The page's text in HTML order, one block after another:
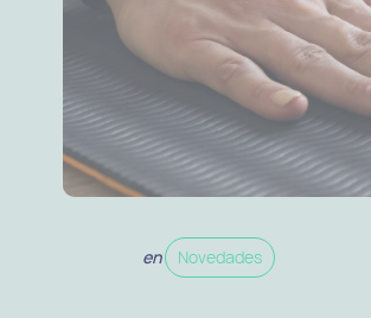
en Novedades